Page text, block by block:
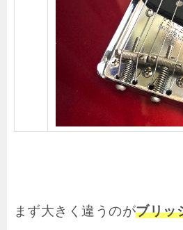
まず大きく違うのがブリッ